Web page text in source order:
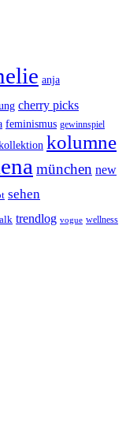
anja
cherry picks
feminismus gewinnspiel
kolumne
münchen new
sehen
trendlog vogue wellness